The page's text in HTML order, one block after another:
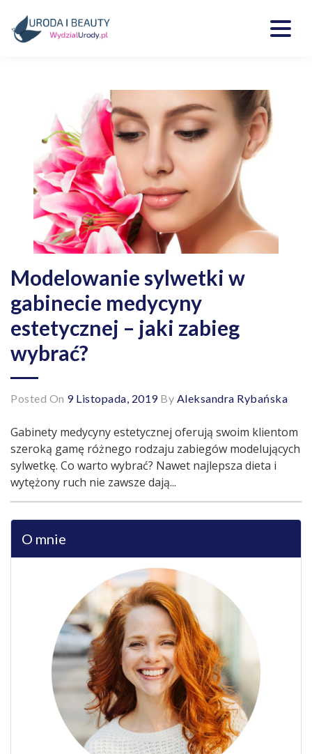
content
Modelowanie sylwetki w
gabinecie medycyny
estetycznej – jaki zabieg
wybrać?
Posted On 9 Listopada, 2019By Aleksandra Rybańska
Gabinety medycyny estetycznej oferują swoim klientom
szeroką gamę różnego rodzaju zabiegów modelujących
sylwetkę. Co warto wybrać? Nawet najlepsza dieta i
wytężony ruch nie zawsze dają...
O mnie